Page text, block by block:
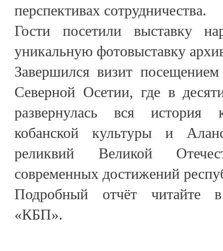
перспективах сотрудничества.
Гости посетили выставку
уникальную фотовыставку
Завершился визит
Северной Осетии, где в
развернулась вся история
кобанской культуры и
реликвий Великой
современных достижений
Подробный отчёт читайте
«КБП».